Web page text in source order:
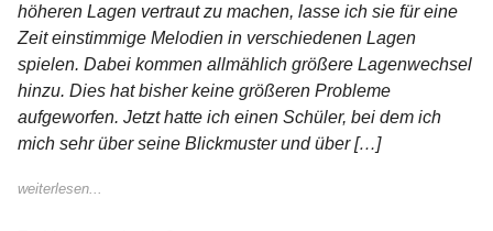
höheren Lagen vertraut zu machen, lasse ich sie für eine
Zeit einstimmige Melodien in verschiedenen Lagen
spielen. Dabei kommen allmählich größere Lagenwechsel
hinzu. Dies hat bisher keine größeren Probleme
aufgeworfen. Jetzt hatte ich einen Schüler, bei dem ich
mich sehr über seine Blickmuster und über […]
weiterlesen...